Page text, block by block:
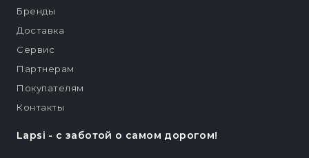
Lapsi - c заботой о самом дорогом!
Бренды
Доставка
Сервис
Партнерам
Покупателям
Контакты